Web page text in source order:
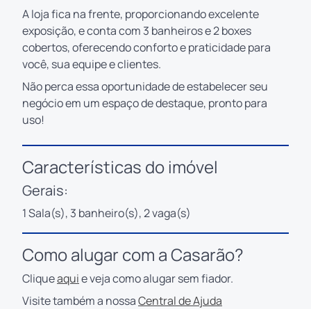
A loja fica na frente, proporcionando excelente
exposição, e conta com 3 banheiros e 2 boxes
cobertos, oferecendo conforto e praticidade para
você, sua equipe e clientes.
Não perca essa oportunidade de estabelecer seu
negócio em um espaço de destaque, pronto para
uso!
Características do imóvel
Gerais:
1 Sala(s), 3 banheiro(s), 2 vaga(s)
Como alugar com a Casarão?
Cliqueaquie veja como alugar sem fiador.
Visite também a nossaCentral de Ajuda